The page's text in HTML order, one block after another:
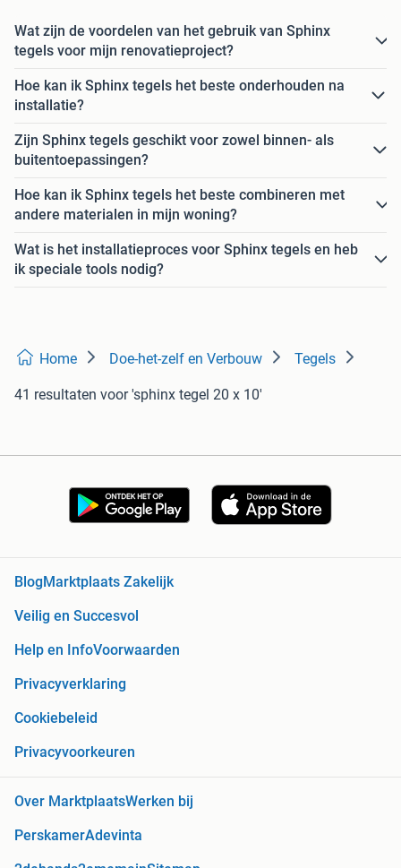
Wat zijn de voordelen van het gebruik van Sphinx
tegels voor mijn renovatieproject?
Hoe kan ik Sphinx tegels het beste onderhouden na
installatie?
Zijn Sphinx tegels geschikt voor zowel binnen- als
buitentoepassingen?
Hoe kan ik Sphinx tegels het beste combineren met
andere materialen in mijn woning?
Wat is het installatieproces voor Sphinx tegels en heb
ik speciale tools nodig?
Home Doe-het-zelf en Verbouw Tegels
41 resultaten voor 'sphinx tegel 20 x 10'
Blog Marktplaats Zakelijk
Veilig en Succesvol
Help en InfoVoorwaarden
Privacyverklaring
Cookiebeleid
Privacyvoorkeuren
Over MarktplaatsWerken bij
PerskamerAdevinta